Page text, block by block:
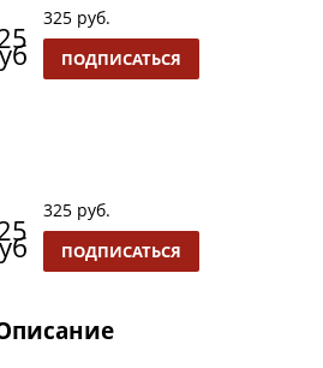
325 руб.
ПОДПИСАТЬСЯ
325 руб.
ПОДПИСАТЬСЯ